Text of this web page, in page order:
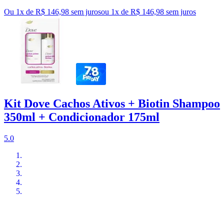
Ou 1x de R$ 146,98 sem jurosou 1x de R$ 146,98 sem juros
Kit Dove Cachos Ativos + Biotin Shampoo
350ml + Condicionador 175ml
5.0